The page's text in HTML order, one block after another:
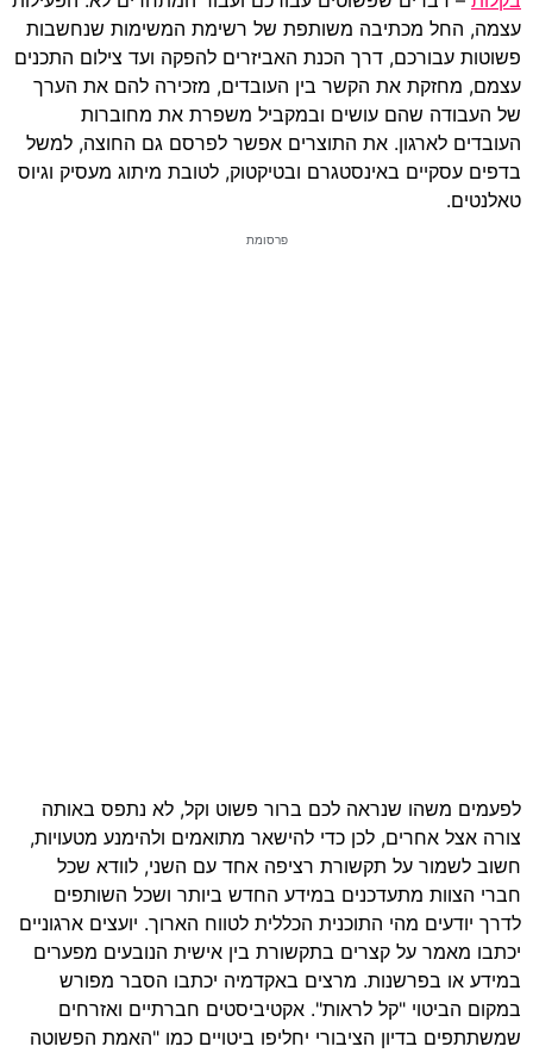
עצמה, החל מכתיבה משותפת של רשימת המשימות שנחשבות
פשוטות עבורכם, דרך הכנת האביזרים להפקה ועד צילום התכנים
עצמם, מחזקת את הקשר בין העובדים, מזכירה להם את הערך
של העבודה שהם עושים ובמקביל משפרת את מחוברות
העובדים לארגון. את התוצרים אפשר לפרסם גם החוצה, למשל
בדפים עסקיים באינסטגרם ובטיקטוק, לטובת מיתוג מעסיק וגיוס
טאלנטים.
פרסומת
לפעמים משהו שנראה לכם ברור פשוט וקל, לא נתפס באותה
צורה אצל אחרים, לכן כדי להישאר מתואמים ולהימנע מטעויות,
חשוב לשמור על תקשורת רציפה אחד עם השני, לוודא שכל
חברי הצוות מתעדכנים במידע החדש ביותר ושכל השותפים
לדרך יודעים מהי התוכנית הכללית לטווח הארוך. יועצים ארגוניים
יכתבו מאמר על קצרים בתקשורת בין אישית הנובעים מפערים
במידע או בפרשנות. מרצים באקדמיה יכתבו הסבר מפורש
במקום הביטוי "קל לראות". אקטיביסטים חברתיים ואזרחים
שמשתתפים בדיון הציבורי יחליפו ביטויים כמו "האמת הפשוטה